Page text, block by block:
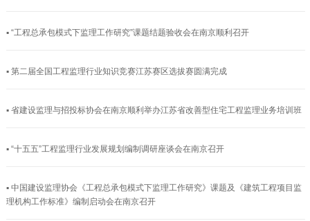
▪ “工程总承包模式下监理工作研究”课题结题验收会在南京顺利召开
▪ 第二届全国工程监理行业知识竞赛江苏赛区选拔赛圆满完成
▪ 省建设监理与招投标协会在南京顺利举办江苏省改善型住宅工程监理业务培训班
▪ “十五五”工程监理行业发展规划编制调研座谈会在南京召开
▪ 中国建设监理协会《工程总承包模式下监理工作研究》课题及《建筑工程项目监
理机构工作标准》编制启动会在南京召开